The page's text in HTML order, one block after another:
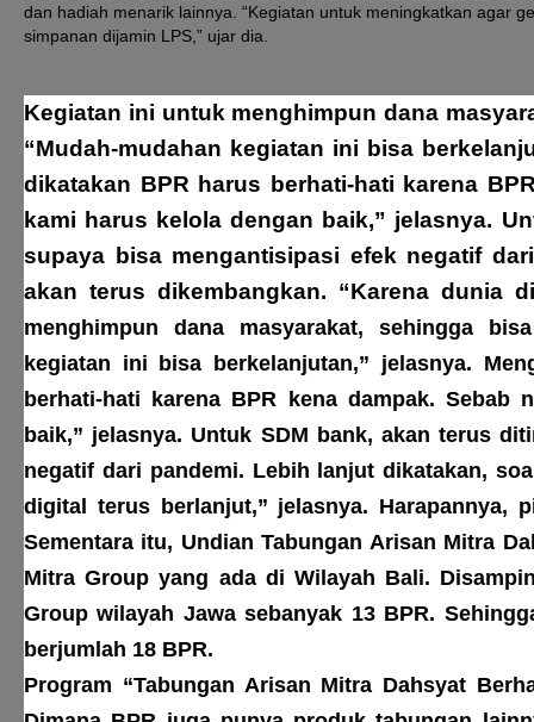
dan hadiah menarik lainnya. “Kegiatan untuk meningkatkan agar
simpanan dijamin LPS,” ujar dia.
Kegiatan ini untuk menghimpun dana
“Mudah-mudahan kegiatan ini bisa
dikatakan BPR harus berhati-hati karena
kami harus kelola dengan baik,” jelasnya.
supaya bisa mengantisipasi efek negatif
akan terus dikembangkan. “Karena dunia
menghimpun dana masyarakat, sehingga
kegiatan ini bisa berkelanjutan,” jelasnya.
berhati-hati karena BPR kena dampak. Sebab
baik,” jelasnya. Untuk SDM bank, akan terus
negatif dari pandemi. Lebih lanjut dikatakan,
digital terus berlanjut,” jelasnya. Harapannya,
Sementara itu, Undian Tabungan Arisan Mitra
Mitra Group yang ada di Wilayah Bali.
Group wilayah Jawa sebanyak 13 BPR.
berjumlah 18 BPR.
Program “Tabungan Arisan Mitra Dahsyat